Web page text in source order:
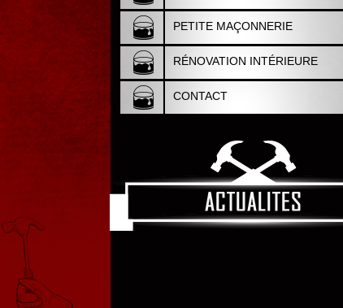
PETITE MAÇONNERIE
RÉNOVATION INTÉRIEURE
CONTACT